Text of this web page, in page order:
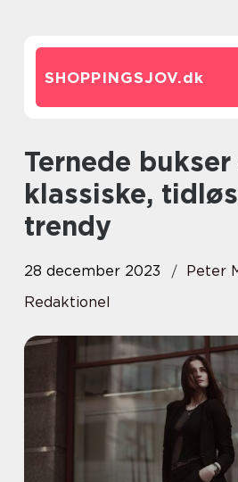
SHOPPINGSJOV.dk
Ternede bukser –
klassiske,
trendy
28 december 2023
Peter
Redaktionel